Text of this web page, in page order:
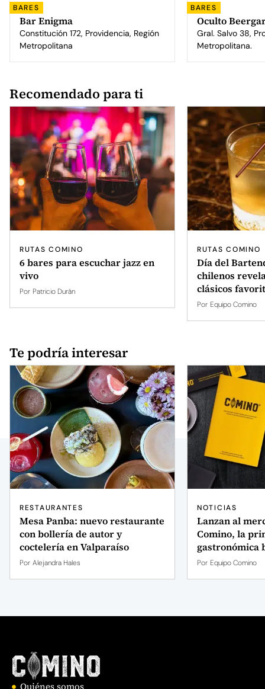
BARES
Bar Enigma
Constitución 172, Providencia, Región
Metropolitana
BARES
Oculto
Gral. Salvo 38,
Metropolitana.
Recomendado para ti
RUTAS COMINO
6 bares para escuchar jazz en
vivo
Por Patricio Durán
RUTAS COMINO
Día del
chilenos
clásicos
Por Equipo Comino
Te podría interesar
RESTAURANTES
Mesa Panba: nuevo restaurante
con bollería de autor y
coctelería en Valparaíso
Por Alejandra Hales
NOTICIAS
Lanzan al
Comino, la
gastronómica
Por Equipo Comino